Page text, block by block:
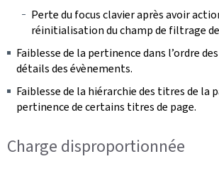
Perte du focus clavier après avoir
réinitialisation du champ de filtrage
Faiblesse de la pertinence dans l’ordre
détails des évènements.
Faiblesse de la hiérarchie des titres de la
pertinence de certains titres de page.
Charge disproportionnée